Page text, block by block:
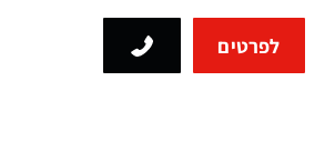
לפרטים